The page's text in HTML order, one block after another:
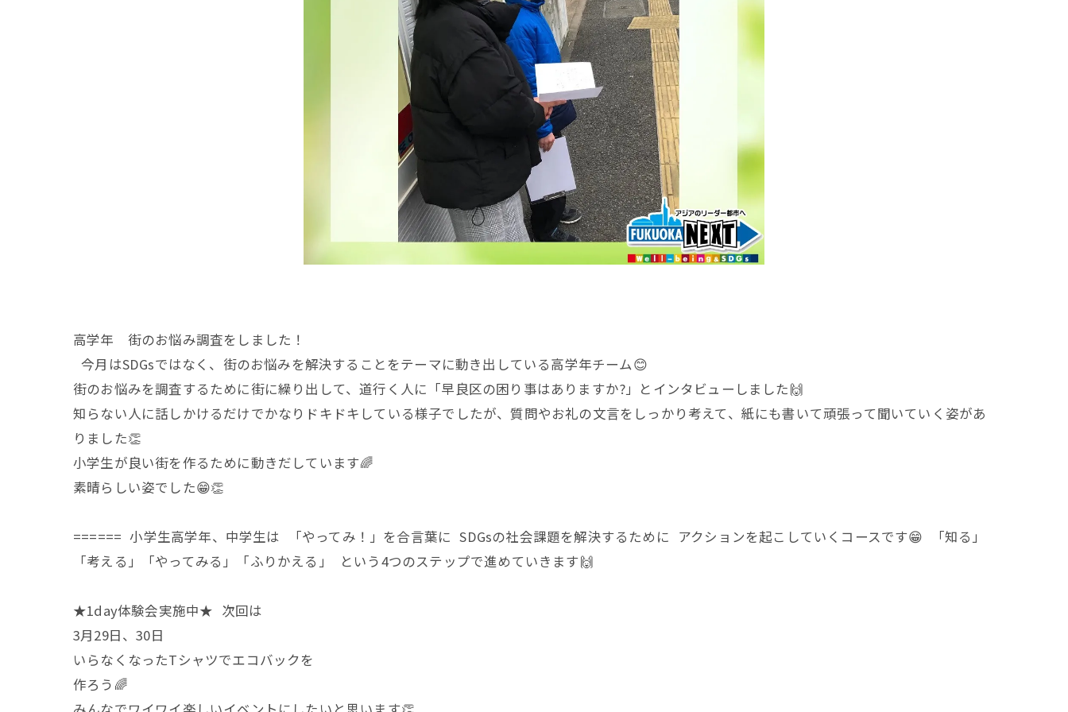
高学年 街のお悩み調査をしました！
今月はSDGsではなく、街のお悩みを解決することをテーマに動き出している高学年チーム😊
街のお悩みを調査するために街に繰り出して、道行く人に「早良区の困り事はありますか?」とインタビューしました🙌
知らない人に話しかけるだけでかなりドキドキしている様子でしたが、質問やお礼の文言をしっかり考えて、紙にも書いて頑張って聞いていく姿があ
りました👏
小学生が良い街を作るために動きだしています🌈
素晴らしい姿でした😁👏
====== 小学生高学年、中学生は 「やってみ！」を合言葉に SDGsの社会課題を解決するために アクションを起こしていくコースです😁 「知る」
「考える」「やってみる」「ふりかえる」 という4つのステップで進めていきます🙌
★1day体験会実施中★ 次回は
3月29日、30日
いらなくなったTシャツでエコバックを
作ろう🌈